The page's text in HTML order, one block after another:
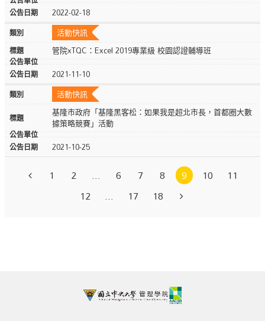
2022-02-18
活動快訊
管院xTQC：Excel 2019專業級 校園認證輔導班
2021-11-10
活動快訊
基隆市政府「基隆黑客松：如果我是超北市長，首都圈大數
據策略競賽」活動
2021-10-25
1 2 ... 6 7 8 9 10
11
12
... 17 18